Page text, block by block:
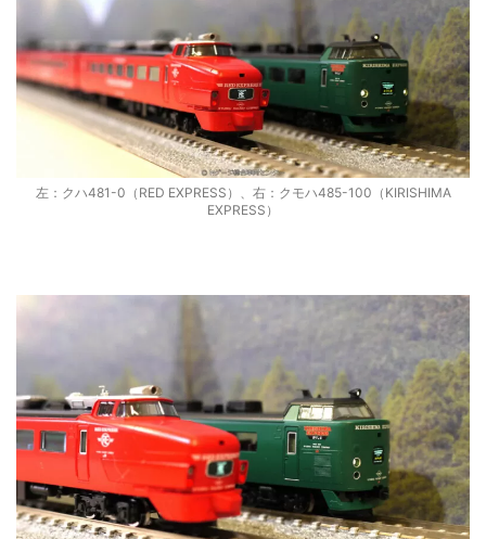
左：クハ481-0（RED EXPRESS）、右：クモハ485-100（KIRISHIMA
EXPRESS）